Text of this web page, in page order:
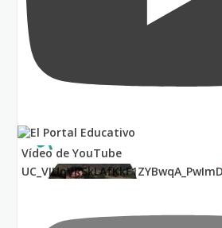
Vídeo de YouTube